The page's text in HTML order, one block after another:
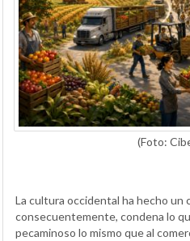
(Foto:
La cultura occidental ha hecho un
consecuentemente, condena lo
pecaminoso lo mismo que al